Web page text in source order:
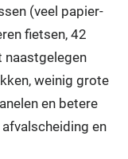
(veel papier-
fietsen, 42
naastgelegen
weinig grote
en betere
en